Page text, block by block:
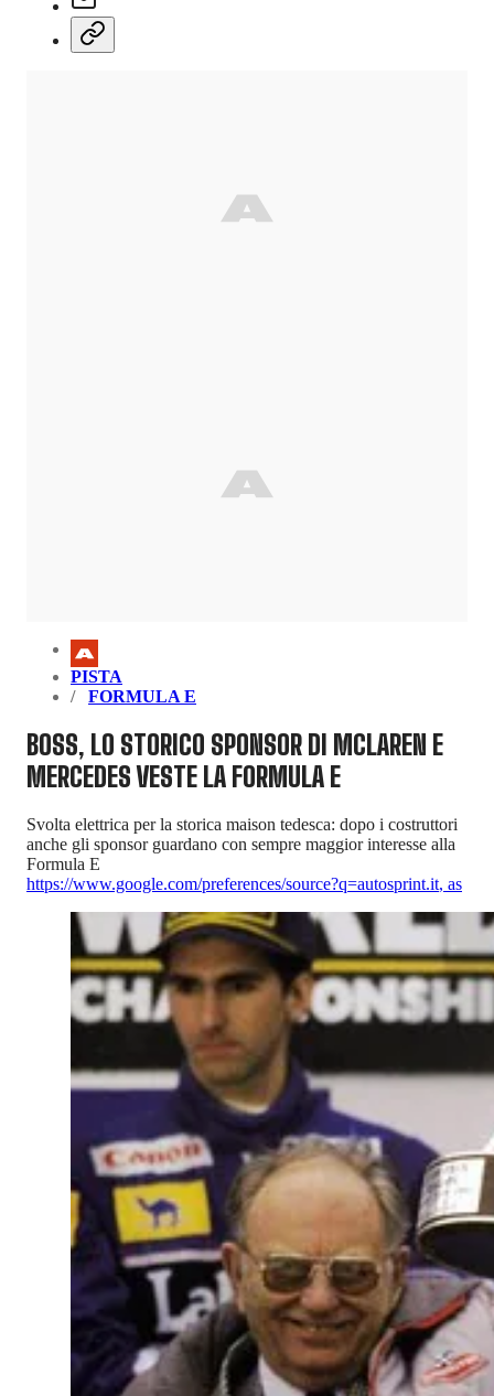
PISTA
FORMULA E
BOSS, LO STORICO SPONSOR DI MCLAREN E
MERCEDES VESTE LA FORMULA E
Svolta elettrica per la storica maison tedesca: dopo i costruttori
anche gli sponsor guardano con sempre maggior interesse alla
Formula E
https://www.google.com/preferences/source?q=autosprint.it, as